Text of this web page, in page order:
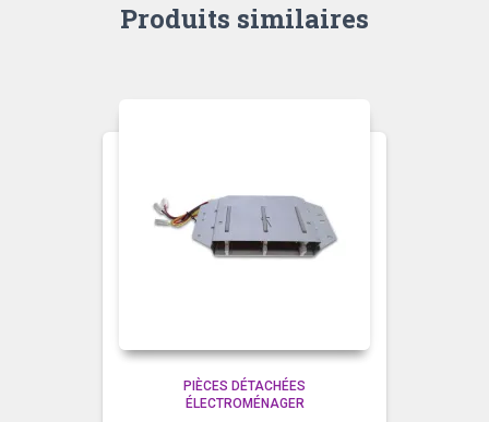
Produits similaires
PIÈCES DÉTACHÉES
ÉLECTROMÉNAGER